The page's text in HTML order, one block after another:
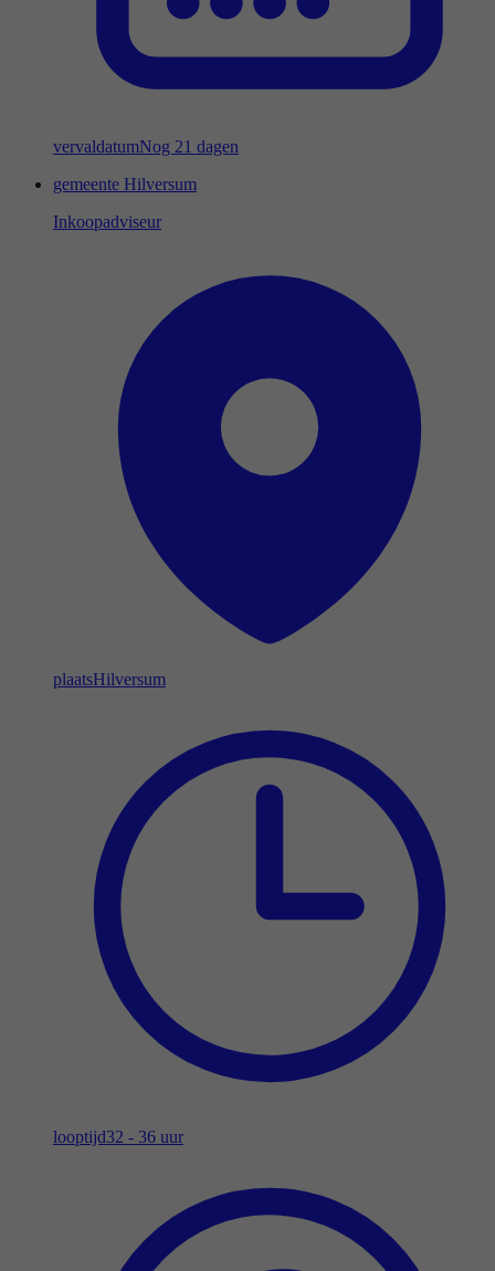
vervaldatumNog 21 dagen
gemeente Hilversum
Inkoopadviseur
plaatsHilversum
looptijd32 - 36 uur